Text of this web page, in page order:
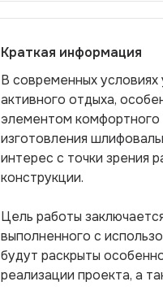
Краткая информация
В современных условиях
активного отдыха,
элементом комфортного
изготовления
интерес с точки зрения
конструкции.
Цель работы
выполненного с
будут раскрыты
реализации проекта, а